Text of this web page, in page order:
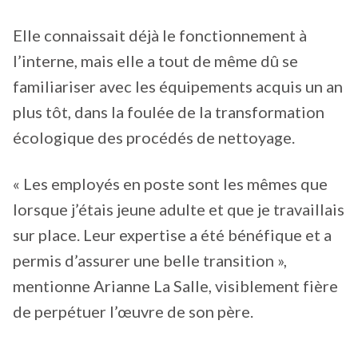
Elle connaissait déjà le fonctionnement à
l’interne, mais elle a tout de même dû se
familiariser avec les équipements acquis un an
plus tôt, dans la foulée de la transformation
écologique des procédés de nettoyage.
« Les employés en poste sont les mêmes que
lorsque j’étais jeune adulte et que je travaillais
sur place. Leur expertise a été bénéfique et a
permis d’assurer une belle transition »,
mentionne Arianne La Salle, visiblement fière
de perpétuer l’œuvre de son père.